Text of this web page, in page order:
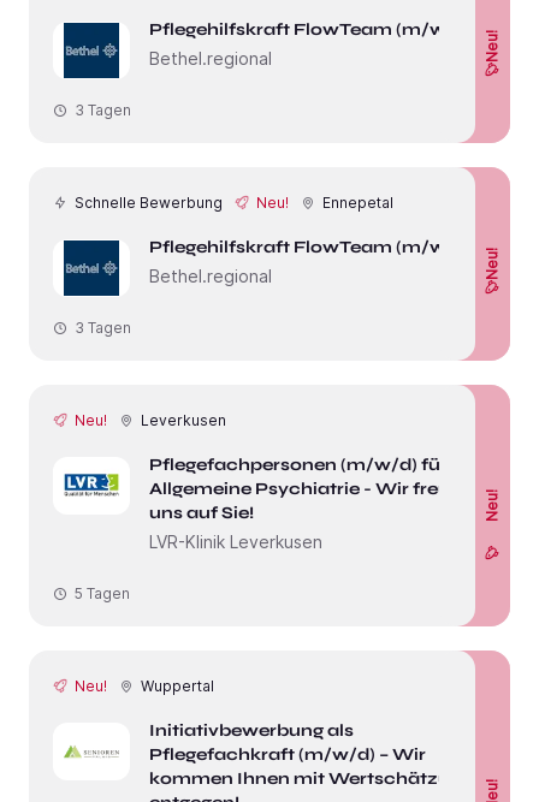
Pflegehilfskraft FlowTeam (m/w/d)
Bethel.regional
Neu!
3 Tagen
Schnelle Bewerbung Neu! Ennepetal
Pflegehilfskraft FlowTeam (m/w/d)
Bethel.regional
Neu!
3 Tagen
Neu! Leverkusen
Pflegefachpersonen (m/w/d) für
Allgemeine Psychiatrie - Wir freuen
uns auf Sie!
LVR-Klinik Leverkusen
Neu!
5 Tagen
Neu! Wuppertal
Initiativbewerbung als
Pflegefachkraft (m/w/d) – Wir
kommen Ihnen mit Wertschätzung
Neu!